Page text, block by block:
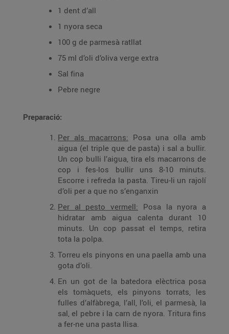
1 dent d’all
1 nyora seca
100 g de parmesà ratllat
75 ml d’oli d’oliva verge extra
Sal fina
Pebre negre
Preparació:
Per als macarrons: Posa una olla amb
aigua (el triple que de pasta) i sal a bullir.
Un cop bulli l’aigua, tira els macarrons de
cop i fes-los bullir uns 8-10 minuts.
Escorre i refreda la pasta. Tireu-li un rajolí
d’oli per a que no s’enganxin
Per al pesto vermell: Posa la nyora a
hidratar amb aigua calenta durant 10
minuts. Un cop passat el temps, retira
tota la polpa.
Torreu els pinyons en una paella amb una
gota d’oli.
En un got de la batedora elèctrica posa
els tomàquets, els pinyons torrats, les
fulles d’alfàbrega, l’all, l’oli, el parmesà, la
sal, el pebre i la carn de nyora. Tritura fins
a fer-ne una pasta llisa.